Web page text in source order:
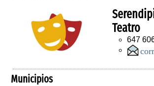
Teatro
647
Municipios